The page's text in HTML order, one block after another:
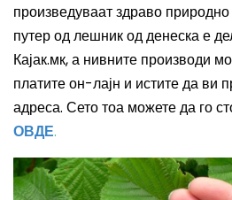
произведуваат здраво
путер од лешник од денеска е
Кајак.мк, а нивните производи
платите он-лајн и истите да ви
адреса. Сето тоа можете да го
ОВДЕ.